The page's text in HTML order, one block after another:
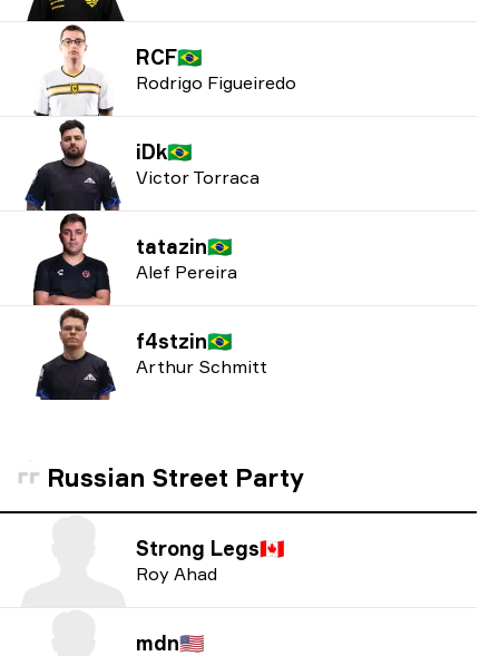
RCF🇧🇷
Rodrigo Figueiredo
iDk🇧🇷
Victor Torraca
tatazin🇧🇷
Alef Pereira
f4stzin🇧🇷
Arthur Schmitt
Russian Street Party
Strong Legs🇨🇦
Roy Ahad
mdn🇺🇸